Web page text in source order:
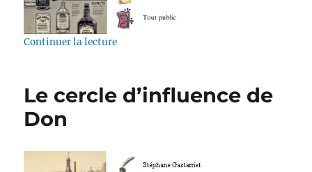
Continuer la lecturede « Meurtre au Cartel »
Le cercle d’influence de
Don